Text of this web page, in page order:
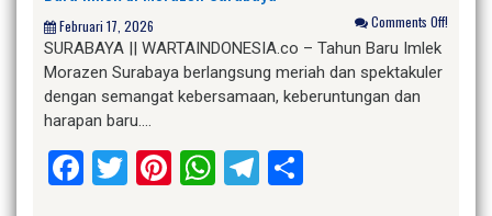
Februari 17, 2026 Comments Off!
SURABAYA || WARTAINDONESIA.co – Tahun Baru Imlek
Morazen Surabaya berlangsung meriah dan spektakuler
dengan semangat kebersamaan, keberuntungan dan
harapan baru….
Facebook
Twitter
Pinterest
WhatsApp
Telegram